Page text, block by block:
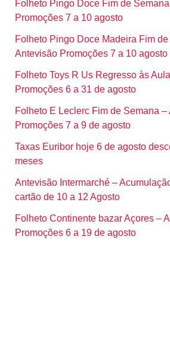
Folheto Pingo Doce Fim de
Promoções 7 a 10 agosto
Folheto Pingo Doce Madeira Fim
Antevisão Promoções 7 a 10 agosto
Folheto Toys R Us Regresso às
Promoções 6 a 31 de agosto
Folheto E Leclerc Fim de Semana –
Promoções 7 a 9 de agosto
Taxas Euribor hoje 6 de agosto
meses
Antevisão Intermarché –
cartão de 10 a 12 Agosto
Folheto Continente bazar Açores –
Promoções 6 a 19 de agosto